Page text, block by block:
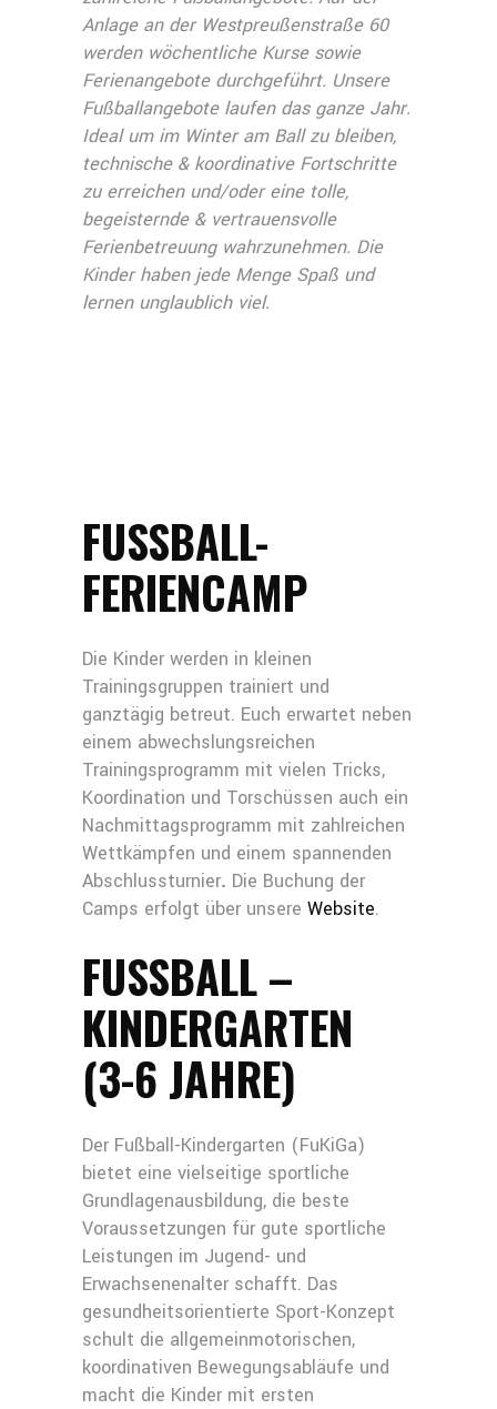
Anlage an der Westpreußenstraße 60
werden wöchentliche Kurse sowie
Ferienangebote durchgeführt. Unsere
Fußballangebote laufen das ganze Jahr.
Ideal um im Winter am Ball zu bleiben,
technische & koordinative Fortschritte
zu erreichen und/oder eine tolle,
begeisternde & vertrauensvolle
Ferienbetreuung wahrzunehmen. Die
Kinder haben jede Menge Spaß und
lernen unglaublich viel.
FUSSBALL-F
ERIENCAMP
Die Kinder werden in kleinen
Trainingsgruppen trainiert und
ganztägig betreut. Euch erwartet neben
einem abwechslungsreichen
Trainingsprogramm mit vielen Tricks,
Koordination und Torschüssen auch ein
Nachmittagsprogramm mit zahlreichen
Wettkämpfen und einem spannenden
Abschlussturnier. Die Buchung der
Camps erfolgt über unsere Website.
FUSSBALL – K
INDERGARTEN (
3-6 JAHRE)
Der Fußball-Kindergarten (FuKiGa)
bietet eine vielseitige sportliche
Grundlagenausbildung, die beste
Voraussetzungen für gute sportliche
Leistungen im Jugend- und
Erwachsenenalter schafft. Das
gesundheitsorientierte Sport-Konzept
schult die allgemeinmotorischen,
koordinativen Bewegungsabläufe und
macht die Kinder mit ersten